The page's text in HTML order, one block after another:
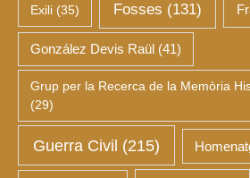
Exili(35) Fosses (131)
González Devis Raül (41)
Grup per la Recerca de la Memòria
(29)
Guerra Civil (215)